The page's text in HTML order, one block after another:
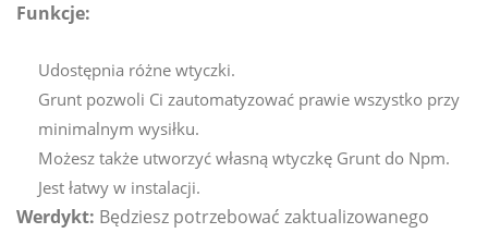
Funkcje:
Udostępnia różne wtyczki.
Grunt pozwoli Ci zautomatyzować prawie wszystko przy
minimalnym wysiłku.
Możesz także utworzyć własną wtyczkę Grunt do Npm.
Jest łatwy w instalacji.
Werdykt: Będziesz potrzebować zaktualizowanego